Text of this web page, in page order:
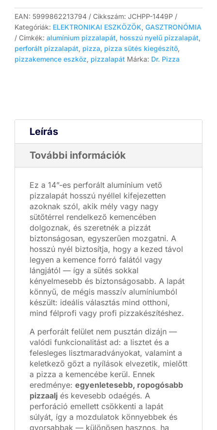
alumínium
vető
pizzalapát
–
hosszú
nyéllel
mennyiség
EAN: 5999862213794 Cikkszám: JCHPP-1449P
Kategóriák: ELEKTRONIKAI ESZKÖZÖK, GASZTRONÓMIA
Címkék: alumínium pizzalapát, hosszú nyelű pizzalapát,
perforált pizzalapát, pizza, pizza sütés kiegészítő,
pizzakemence eszköz, pizzalapát Márka: Dr. Pizza
Leírás
További információk
Ez a 14”-es perforált alumínium vető
pizzalapát hosszú nyéllel kifejezetten
azoknak szól, akik mély vagy nagy
sütőtérrel rendelkező kemencében
dolgoznak, és szeretnék a pizzát
biztonságosan, egyszerűen mozgatni. A
hosszú nyél biztosítja, hogy a kezed távol
legyen a kemence forró falától vagy
lángjától — így a sütés sokkal
kényelmesebb és biztonságosabb. A lapát
könnyű, de mégis masszív alumíniumból
készült: ideális választás mind otthoni,
mind félprofi vagy profi pizzakészítéshez.
A perforált felület nem pusztán dizájn —
valódi funkcionalitást ad: a lisztet és a
felesleges lisztmaradványokat, valamint a
keletkező gőzt a nyílások elvezetik, mielőtt
a pizza a kemencébe kerül. Ennek
eredménye: egyenletesebb, ropogósabb
pizzaalj és kevesebb odaégés. A
perforáció emellett csökkenti a lapát
súlyát, így a mozdulatok könnyebbek és
gyorsabbak — különösen hasznos, ha